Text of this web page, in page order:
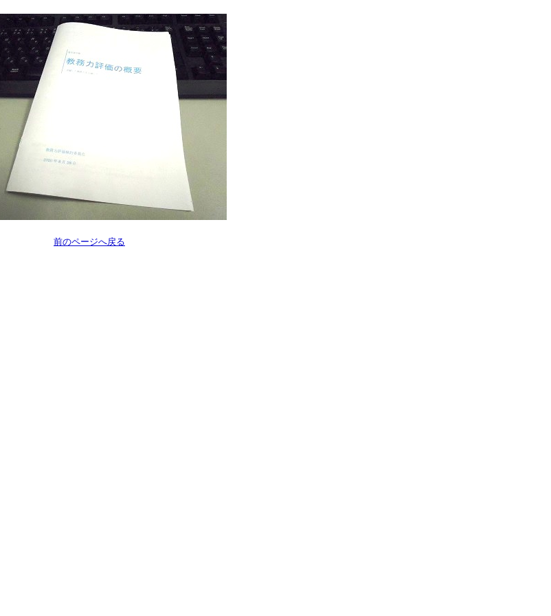
前のページへ戻る